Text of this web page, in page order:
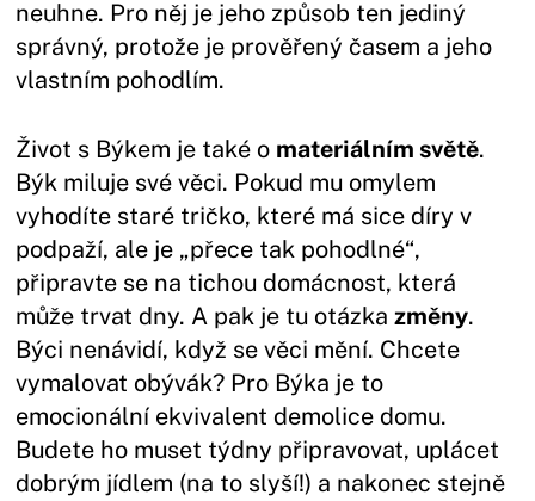
neuhne. Pro něj je jeho způsob ten jediný
správný, protože je prověřený časem a jeho
vlastním pohodlím.
Život s Býkem je také o materiálním světě.
Býk miluje své věci. Pokud mu omylem
vyhodíte staré tričko, které má sice díry v
podpaží, ale je „přece tak pohodlné“,
připravte se na tichou domácnost, která
může trvat dny. A pak je tu otázkazměny.
Býci nenávidí, když se věci mění. Chcete
vymalovat obývák? Pro Býka je to
emocionální ekvivalent demolice domu.
Budete ho muset týdny připravovat, uplácet
dobrým jídlem (na to slyší!) a nakonec stejně